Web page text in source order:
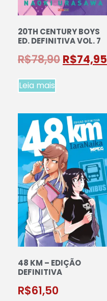
20TH CENTURY BOYS
ED. DEFINITIVA VOL. 7
R$78,90 R$74,95
Leia mais
48 KM – EDIÇÃO
DEFINITIVA
R$61,50